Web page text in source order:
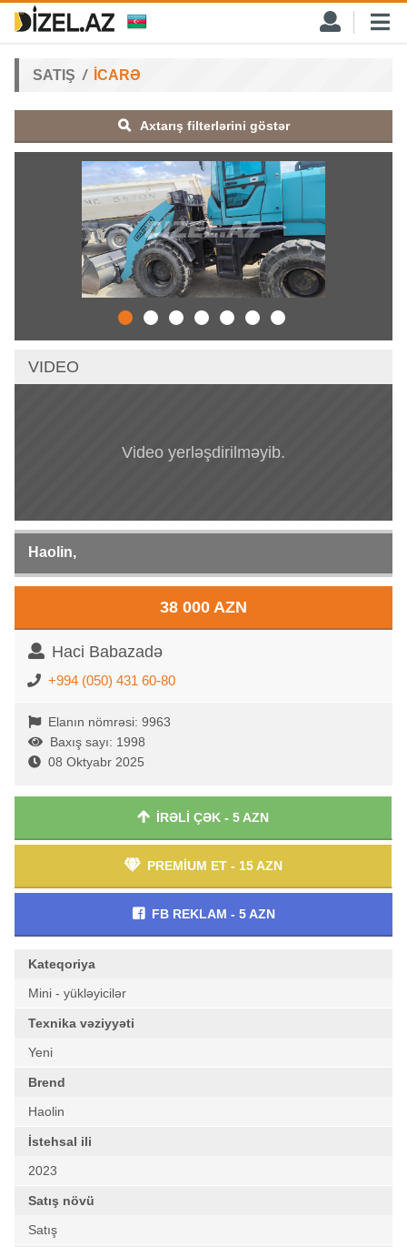
SATIŞ İCARƏ
Axtarış filterlərini göstər
VIDEO
Video yerləşdirilməyib.
Haolin,
38 000 AZN
Haci Babazadə
+994 (050) 431 60-80
Elanın nömrəsi: 9963
Baxış sayı: 1998
08 Oktyabr 2025
İRƏLİ ÇƏK - 5 AZN
PREMİUM ET - 15 AZN
FB REKLAM - 5 AZN
Kateqoriya
Mini - yükləyicilər
Texnika vəziyyəti
Yeni
Brend
Haolin
İstehsal ili
2023
Satış növü
Satış